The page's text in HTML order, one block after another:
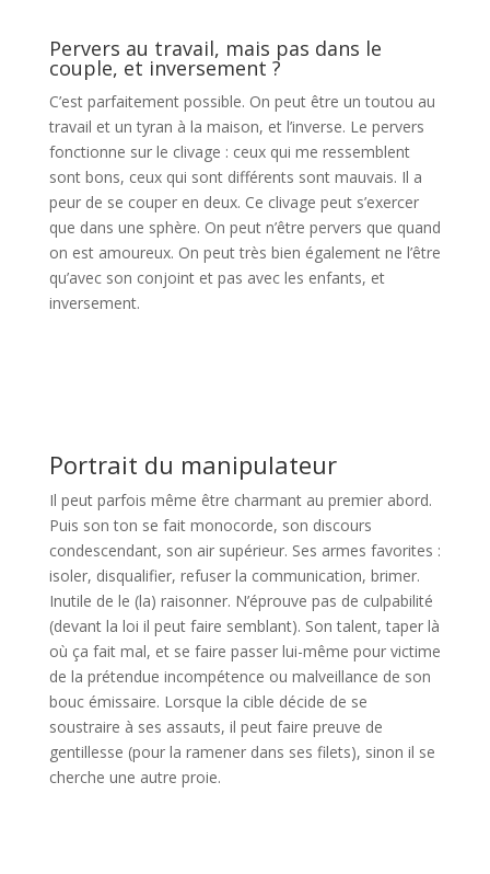
Pervers au travail, mais pas dans le
couple, et inversement ?
C’est parfaitement possible. On peut être un toutou au
travail et un tyran à la maison, et l’inverse. Le pervers
fonctionne sur le clivage : ceux qui me ressemblent
sont bons, ceux qui sont différents sont mauvais. Il a
peur de se couper en deux. Ce clivage peut s’exercer
que dans une sphère. On peut n’être pervers que quand
on est amoureux. On peut très bien également ne l’être
qu’avec son conjoint et pas avec les enfants, et
inversement.
Portrait du manipulateur
Il peut parfois même être charmant au premier abord.
Puis son ton se fait monocorde, son discours
condescendant, son air supérieur. Ses armes favorites :
isoler, disqualifier, refuser la communication, brimer.
Inutile de le (la) raisonner. N’éprouve pas de culpabilité
(devant la loi il peut faire semblant). Son talent, taper là
où ça fait mal, et se faire passer lui-même pour victime
de la prétendue incompétence ou malveillance de son
bouc émissaire. Lorsque la cible décide de se
soustraire à ses assauts, il peut faire preuve de
gentillesse (pour la ramener dans ses filets), sinon il se
cherche une autre proie.